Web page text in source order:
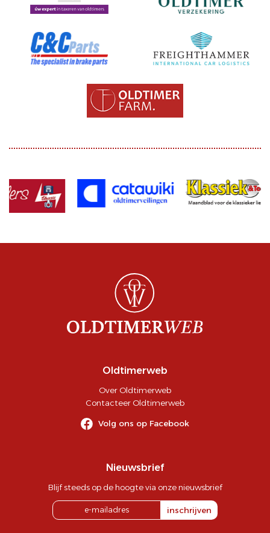
Oldtimerweb
Over Oldtimerweb
Contacteer Oldtimerweb
Volg ons op Facebook
Nieuwsbrief
Blijf steeds op de hoogte via onze nieuwsbrief
inschrijven